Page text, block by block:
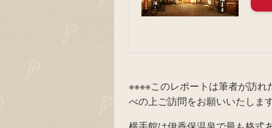
※※※※このレポートは筆者が訪
べの上ご訪問をお願いいたしま